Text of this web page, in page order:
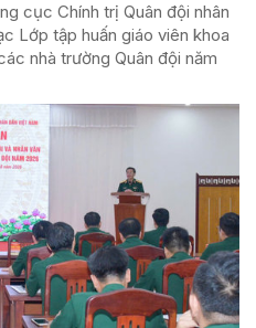
cục Chính trị Quân đội nhân
Lớp tập huấn giáo viên khoa
nhà trường Quân đội năm